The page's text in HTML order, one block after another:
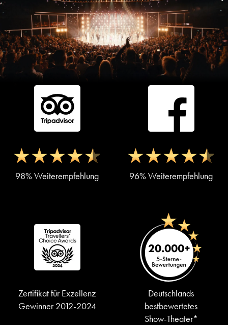
98% Weiterempfehlung 96% Weiterempfehlung
Zertifikat für Exzellenz
Gewinner 2012-2024
Deutschlands
bestbewertetes
Show-Theater*